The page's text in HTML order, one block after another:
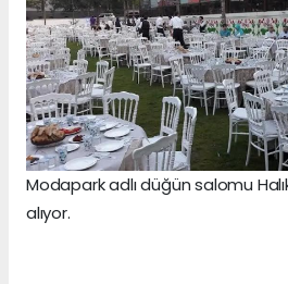
Modapark adlı düğün salomu
alıyor.